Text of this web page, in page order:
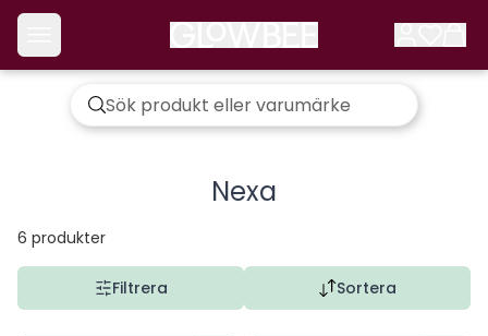
Nexa
6 produkter
Filtrera Sortera